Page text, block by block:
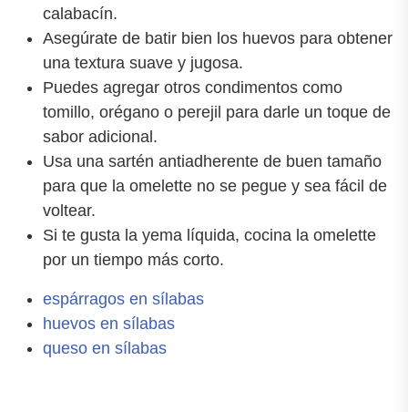
calabacín.
Asegúrate de batir bien los huevos para obtener
una textura suave y jugosa.
Puedes agregar otros condimentos como
tomillo, orégano o perejil para darle un toque de
sabor adicional.
Usa una sartén antiadherente de buen tamaño
para que la omelette no se pegue y sea fácil de
voltear.
Si te gusta la yema líquida, cocina la omelette
por un tiempo más corto.
espárragos en sílabas
huevos en sílabas
queso en sílabas